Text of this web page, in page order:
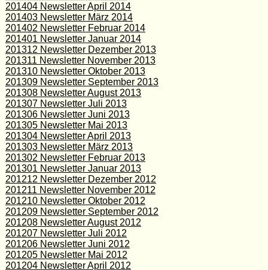
201404 Newsletter April 2014
201403 Newsletter März 2014
201402 Newsletter Februar 2014
201401 Newsletter Januar 2014
201312 Newsletter Dezember 2013
201311 Newsletter November 2013
201310 Newsletter Oktober 2013
201309 Newsletter September 2013
201308 Newsletter August 2013
201307 Newsletter Juli 2013
201306 Newsletter Juni 2013
201305 Newsletter Mai 2013
201304 Newsletter April 2013
201303 Newsletter März 2013
201302 Newsletter Februar 2013
201301 Newsletter Januar 2013
201212 Newsletter Dezember 2012
201211 Newsletter November 2012
201210 Newsletter Oktober 2012
201209 Newsletter September 2012
201208 Newsletter August 2012
201207 Newsletter Juli 2012
201206 Newsletter Juni 2012
201205 Newsletter Mai 2012
201204 Newsletter April 2012